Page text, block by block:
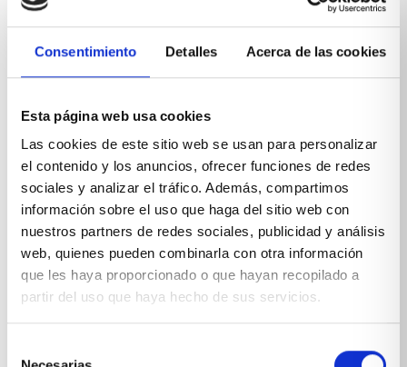
Consentimiento Detalles Acerca de las cookies
Esta página web usa cookies
Las cookies de este sitio web se usan para personalizar
el contenido y los anuncios, ofrecer funciones de redes
sociales y analizar el tráfico. Además, compartimos
información sobre el uso que haga del sitio web con
nuestros partners de redes sociales, publicidad y análisis
web, quienes pueden combinarla con otra información
que les haya proporcionado o que hayan recopilado a
partir del uso que haya hecho de sus servicios.
Si la distribución lo permite, un mueble columna
puede ser una gran solución. Si no, también puede
resolverse con cajones profundos o con varios
módulos bien coordinados. Lo importante es que la
despensa se plantee como una necesidad
improvisado al final.
Cuándo conviene optar por una
cocina a medida en espacios
pequeños
No todas las cocinas pequeñas pueden resolverse
bien con soluciones estándar. Cuando la planta tiene
pilares, retranqueos, techos inclinados, ventanas mal